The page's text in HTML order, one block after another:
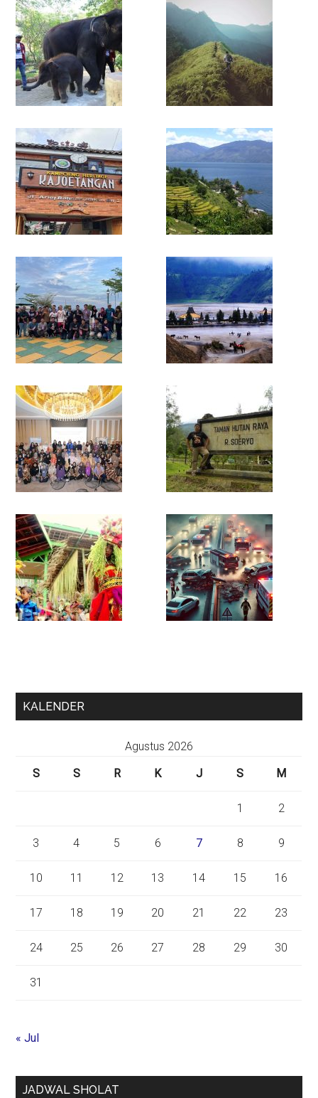
KALENDER
Agustus 2026
S
S R K J S M
1 2
3 4 5 6 7 8 9
10 11 12 13 14 15 16
17 18 19 20 21 22 23
24 25 26 27 28 29 30
31
« Jul
JADWAL SHOLAT